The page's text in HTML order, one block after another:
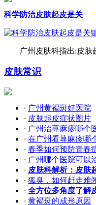
科学防治皮肤起皮是关
广州皮肤科指出:皮
皮肤常识
· 广州黄褐斑好医院
· 皮肤起皮症状图片
· 广州治荨麻疹哪个
· 在广州看荨麻疹哪
· 春季如何预防青春
· 广州哪个医院可以
· 皮肤科解析：皮肤
· 狐臭，如何赶走难
· 全方位多角度了解
· 黄褐斑的成形原因